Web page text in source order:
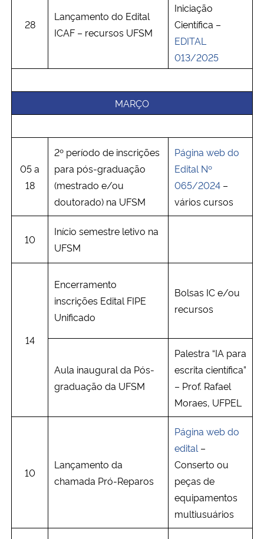
28
Lançamento do Edital
ICAF – recursos UFSM
Iniciação
Científica –
EDITAL
013/2025
MARÇO
05 a
18
2º período de inscrições
para pós-graduação
(mestrado e/ou
doutorado) na UFSM
Página web do
Edital Nº
065/2024 –
vários cursos
10
Início semestre letivo na
UFSM
14
Encerramento
inscrições Edital FIPE
Unificado
Bolsas IC e/ou
recursos
Aula inaugural da Pós-
graduação da UFSM
Palestra “IA para
escrita científica”
– Prof. Rafael
Moraes, UFPEL
10
Lançamento da
chamada Pró-Reparos
Página web do
edital –
Conserto ou
peças de
equipamentos
multiusuários